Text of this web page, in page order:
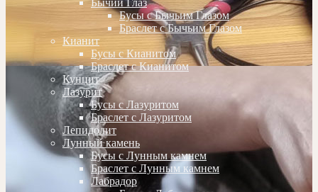
Бычий Глаз
Бусы с Бычьим Глазом
Браслет с Бычьим Глазом
Кианит
Бусы с Кианитом
Браслет с Кианитом
Кунцит
Лазурит
Бусы с Лазуритом
Браслет с Лазуритом
Лепидолит
Лунный камень
Бусы с Лунным камнем
Браслет с Лунным камнем
Лабрадор